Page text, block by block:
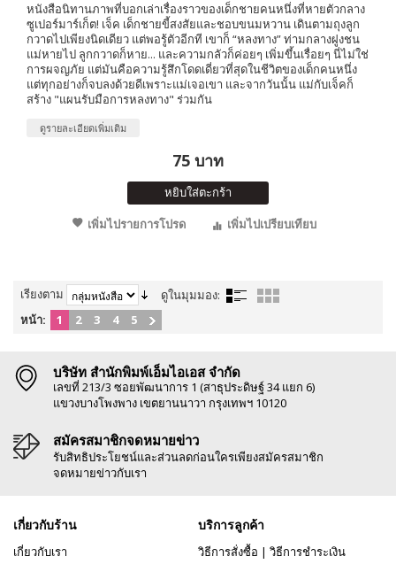
หนังสือนิทานภาพที่บอกเล่าเรื่องราวของเด็กชายคนหนึ่งที่หายตัวกลาง
ซูเปอร์มาร์เก็ต! เจ็ค เด็กชายขี้สงสัยและชอบขนมหวาน เดินตามถุงลูก
กวาดไปเพียงนิดเดียว แต่พอรู้ตัวอีกที เขาก็ “หลงทาง” ท่ามกลางฝูงชน
แม่หายไป ลูกกวาดก็หาย... และความกลัวก็ค่อยๆ เพิ่มขึ้นเรื่อยๆ นี่ไม่ใช่
การผจญภัย แต่มันคือความรู้สึกโดดเดี่ยวที่สุดในชีวิตของเด็กคนหนึ่ง
แต่ทุกอย่างก็จบลงด้วยดีเพราะแม่เจอเขา และจากวันนั้น แม่กับเจ็คก็
สร้าง "แผนรับมือการหลงทาง" ร่วมกัน
ดูรายละเอียดเพิ่มเติม
75 บาท
หยิบใส่ตะกร้า
เพิ่มไปรายการโปรด
เพิ่มไปเปรียบเทียบ
เรียงตาม
ดูในมุมมอง:
หน้า:
1 2 3 4 5
บริษัท สำนักพิมพ์เอ็มไอเอส จำกัด
เลขที่ 213/3 ซอยพัฒนาการ 1 (สาธุประดิษฐ์ 34 แยก 6)
แขวงบางโพงพาง เขตยานนาวา กรุงเทพฯ 10120
สมัครสมาชิกจดหมายข่าว
รับสิทธิประโยชน์และส่วนลดก่อนใครเพียงสมัครสมาชิก
จดหมายข่าวกับเรา
เกี่ยวกับร้าน
เกี่ยวกับเรา
บริการลูกค้า
วิธีการสั่งซื้อ | วิธีการชำระเงิน